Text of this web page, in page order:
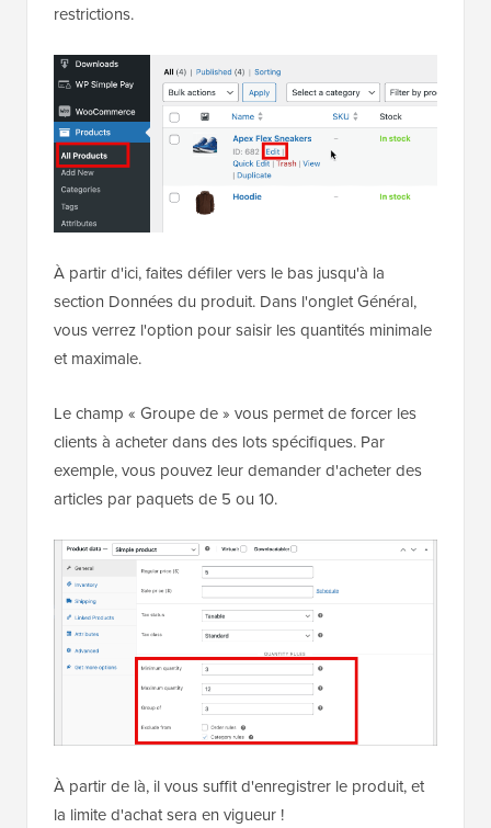
restrictions.
À partir d'ici, faites défiler vers le bas jusqu'à la
section Données du produit. Dans l'onglet Général,
vous verrez l'option pour saisir les quantités minimale
et maximale.
Le champ « Groupe de » vous permet de forcer les
clients à acheter dans des lots spécifiques. Par
exemple, vous pouvez leur demander d'acheter des
articles par paquets de 5 ou 10.
À partir de là, il vous suffit d'enregistrer le produit, et
la limite d'achat sera en vigueur !